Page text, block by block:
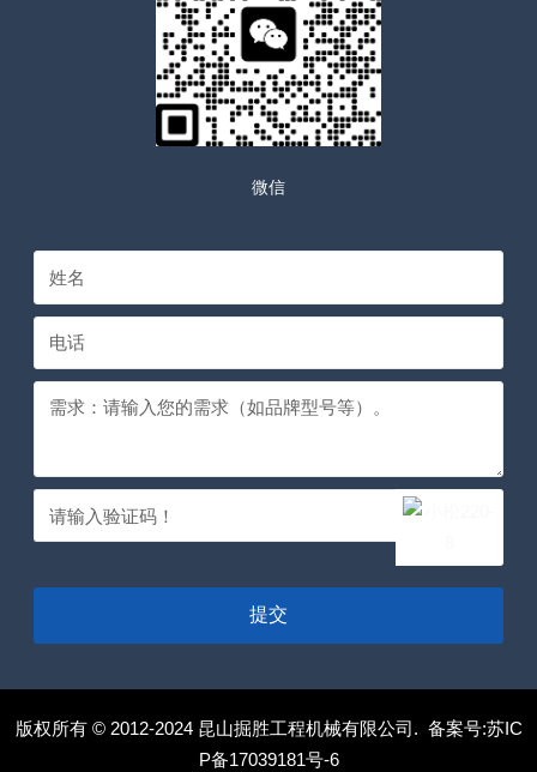
微信
提交
版权所有 © 2012-2024 昆山掘胜工程机械有限公司. 备案号:苏IC
P备17039181号-6